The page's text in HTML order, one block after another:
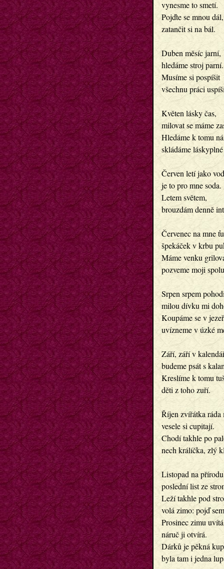
vynesme to smetí.
Pojďte se mnou
zatančit si na bál.
Duben měsíc jarní,
hledáme stroj
Musíme si pospíšit
všechnu práci
Květen lásky čas,
milovat se máme
Hledáme k tomu
skládáme
Červen letí jako
je to pro mne soda.
Letem světem,
brouzdám denně
Červenec na mne
špekáček v krbu
Máme venku
pozveme moji
Srpen srpem
milou dívku mi
Koupáme se v
uvízneme v úzké
Září, září v
budeme psát s
Kreslíme k tomu
děti z toho zuří.
Říjen zvířátka ráda
vesele si cupitají.
Chodí takhle po
nech králíčka, zlý
Listopad na
poslední list ze
Leží takhle pod
volá zimo: pojď
Prosinec zimu
náruč ji otvírá.
Dárků je pěkná
byla tam i jedna